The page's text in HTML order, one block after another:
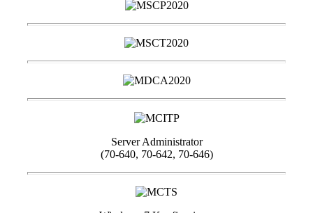
Server Administrator
(70-640, 70-642, 70-646)